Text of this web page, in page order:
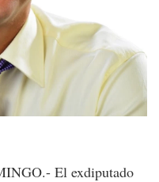
El exdiputado